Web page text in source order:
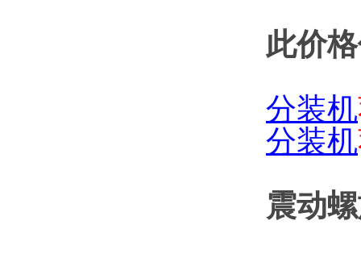
此价
分装机
分装机
震动